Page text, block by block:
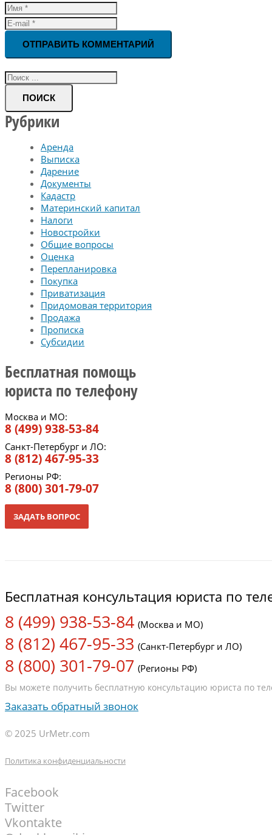
ОТПРАВИТЬ КОММЕНТАРИЙ
ПОИСК
Рубрики
Аренда
Выписка
Дарение
Документы
Кадастр
Материнский капитал
Налоги
Новостройки
Общие вопросы
Оценка
Перепланировка
Покупка
Приватизация
Придомовая территория
Продажа
Прописка
Субсидии
Бесплатная помощь
юриста по телефону
Москва и МО:
8 (499) 938-53-84
Санкт-Петербург и ЛО:
8 (812) 467-95-33
Регионы РФ:
8 (800) 301-79-07
ЗАДАТЬ ВОПРОС
Бесплатная консультация юриста по
8 (499) 938-53-84 (Москва и МО)
8 (812) 467-95-33 (Санкт-Петербург и ЛО)
8 (800) 301-79-07 (Регионы РФ)
Вы можете получить бесплатную консультацию юриста по
Заказать обратный звонок
© 2025 UrMetr.com
Политика конфиденциальности
Facebook
Twitter
Vkontakte